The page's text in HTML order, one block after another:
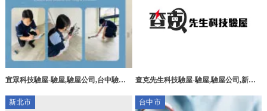
宜眾科技驗屋-驗屋,驗屋公司,台中驗屋,
司
查克先生科技驗屋-驗屋,驗屋公司,新竹
新北市
台中市